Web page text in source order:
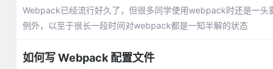
Webpack已经流行好久了，但很多同学使用webpack时还是一
例外，以至于很长一段时间对webpack都是一知半解的状态
如何写 Webpack 配置文件